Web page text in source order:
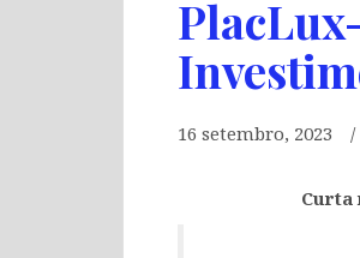
16 setembro, 2023
Curta